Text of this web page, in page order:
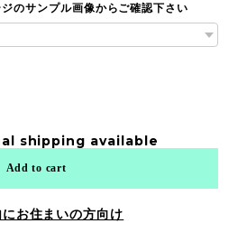
のサンプル画像からご確認下さい
shipping available
Add to cart
お住まいの方向け